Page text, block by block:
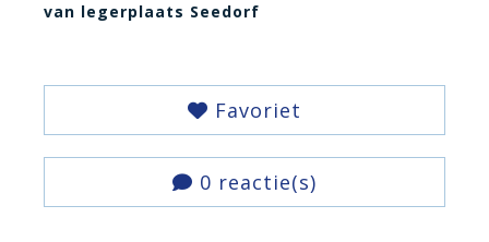
van legerplaats Seedorf
Favoriet
0 reactie(s)